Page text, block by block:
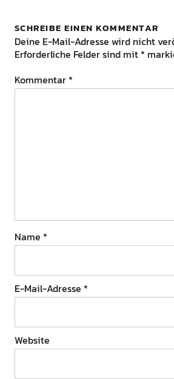
SCHREIBE EINEN KOMMENTAR
Deine E-Mail-Adresse wird nicht
Erforderliche Felder sind mit *
Kommentar *
Name *
E-Mail-Adresse *
Website